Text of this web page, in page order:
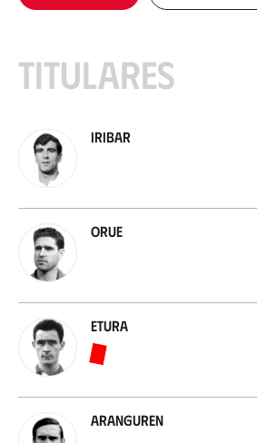
Titulares
Iribar
Orue
Etura
Aranguren